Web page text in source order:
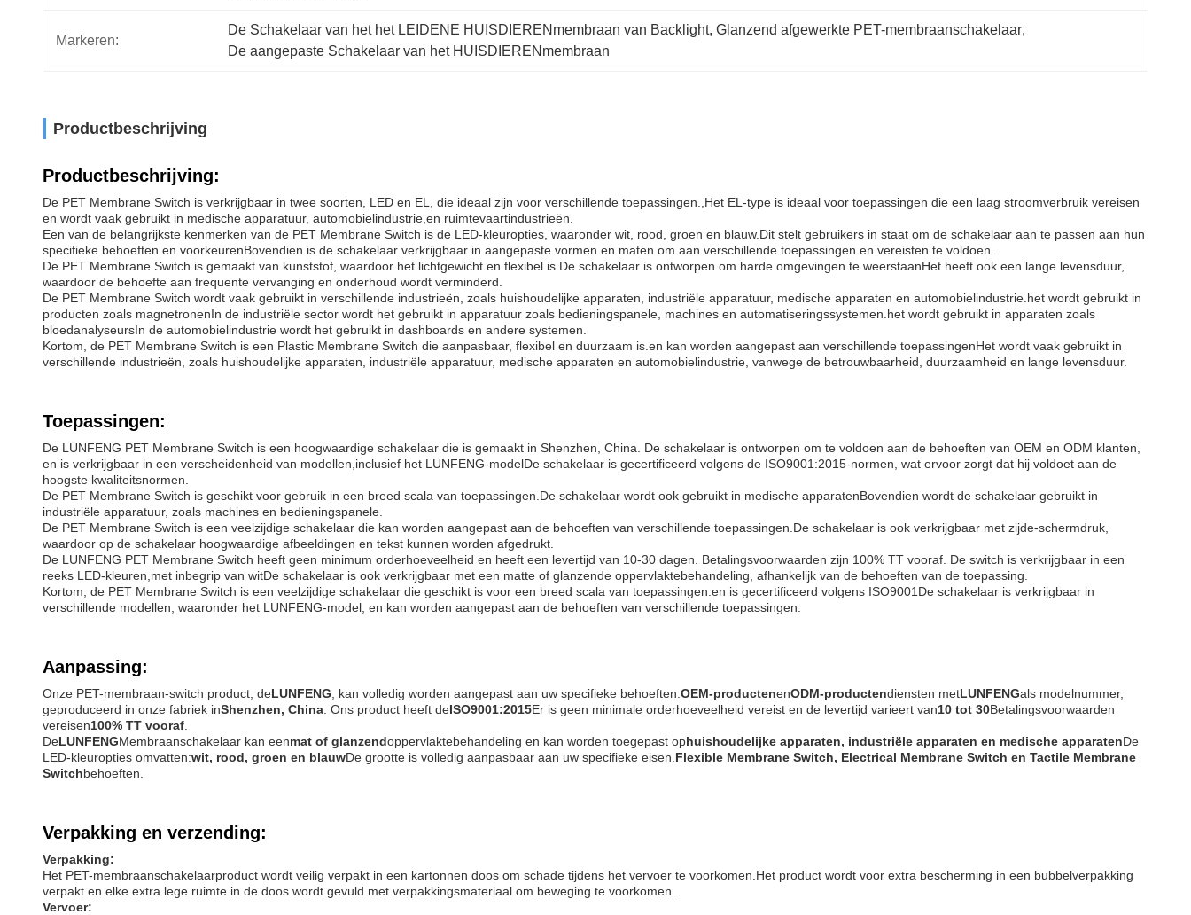
Markeren:
De Schakelaar van het het LEIDENE HUISDIERENmembraan van Backlight, Glanzend afgewerkte PET-membraanschakelaar,
De aangepaste Schakelaar van het HUISDIERENmembraan
Productbeschrijving
Productbeschrijving:
De PET Membrane Switch is verkrijgbaar in twee soorten, LED en EL, die ideaal zijn voor verschillende toepassingen.,Het EL-type is ideaal voor toepassingen die een laag stroomverbruik vereisen
en wordt vaak gebruikt in medische apparatuur, automobielindustrie,en ruimtevaartindustrieën.
Een van de belangrijkste kenmerken van de PET Membrane Switch is de LED-kleuropties, waaronder wit, rood, groen en blauw.Dit stelt gebruikers in staat om de schakelaar aan te passen aan hun
specifieke behoeften en voorkeurenBovendien is de schakelaar verkrijgbaar in aangepaste vormen en maten om aan verschillende toepassingen en vereisten te voldoen.
De PET Membrane Switch is gemaakt van kunststof, waardoor het lichtgewicht en flexibel is.De schakelaar is ontworpen om harde omgevingen te weerstaanHet heeft ook een lange levensduur,
waardoor de behoefte aan frequente vervanging en onderhoud wordt verminderd.
De PET Membrane Switch wordt vaak gebruikt in verschillende industrieën, zoals huishoudelijke apparaten, industriële apparatuur, medische apparaten en automobielindustrie.het wordt gebruikt in
producten zoals magnetronenIn de industriële sector wordt het gebruikt in apparatuur zoals bedieningspanele, machines en automatiseringssystemen.het wordt gebruikt in apparaten zoals
bloedanalyseursIn de automobielindustrie wordt het gebruikt in dashboards en andere systemen.
Kortom, de PET Membrane Switch is een Plastic Membrane Switch die aanpasbaar, flexibel en duurzaam is.en kan worden aangepast aan verschillende toepassingenHet wordt vaak gebruikt in
verschillende industrieën, zoals huishoudelijke apparaten, industriële apparatuur, medische apparaten en automobielindustrie, vanwege de betrouwbaarheid, duurzaamheid en lange levensduur.
Toepassingen:
De LUNFENG PET Membrane Switch is een hoogwaardige schakelaar die is gemaakt in Shenzhen, China. De schakelaar is ontworpen om te voldoen aan de behoeften van OEM en ODM klanten,
en is verkrijgbaar in een verscheidenheid van modellen,inclusief het LUNFENG-modelDe schakelaar is gecertificeerd volgens de ISO9001:2015-normen, wat ervoor zorgt dat hij voldoet aan de
hoogste kwaliteitsnormen.
De PET Membrane Switch is geschikt voor gebruik in een breed scala van toepassingen.De schakelaar wordt ook gebruikt in medische apparatenBovendien wordt de schakelaar gebruikt in
industriële apparatuur, zoals machines en bedieningspanele.
De PET Membrane Switch is een veelzijdige schakelaar die kan worden aangepast aan de behoeften van verschillende toepassingen.De schakelaar is ook verkrijgbaar met zijde-schermdruk,
waardoor op de schakelaar hoogwaardige afbeeldingen en tekst kunnen worden afgedrukt.
De LUNFENG PET Membrane Switch heeft geen minimum orderhoeveelheid en heeft een levertijd van 10-30 dagen. Betalingsvoorwaarden zijn 100% TT vooraf. De switch is verkrijgbaar in een
reeks LED-kleuren,met inbegrip van witDe schakelaar is ook verkrijgbaar met een matte of glanzende oppervlaktebehandeling, afhankelijk van de behoeften van de toepassing.
Kortom, de PET Membrane Switch is een veelzijdige schakelaar die geschikt is voor een breed scala van toepassingen.en is gecertificeerd volgens ISO9001De schakelaar is verkrijgbaar in
verschillende modellen, waaronder het LUNFENG-model, en kan worden aangepast aan de behoeften van verschillende toepassingen.
Aanpassing:
Onze PET-membraan-switch product, deLUNFENG , kan volledig worden aangepast aan uw specifieke behoeften. OEM-productenenODM-productendiensten metLUNFENGals modelnummer,
geproduceerd in onze fabriek inShenzhen, China . Ons product heeft deISO9001:2015Er is geen minimale orderhoeveelheid vereist en de levertijd varieert van10 tot 30Betalingsvoorwaarden
vereisen100% TT vooraf
DeLUNFENGMembraanschakelaar kan eenmat of glanzendoppervlaktebehandeling en kan worden toegepast ophuishoudelijke apparaten, industriële apparaten en medische apparatenDe
LED-kleuropties omvatten:wit, rood, groen en blauwDe grootte is volledig aanpasbaar aan uw specifieke eisen. Flexible Membrane Switch, Electrical Membrane Switch en Tactile Membrane
Switchbehoeften.
Verpakking en verzending:
Verpakking:
Het PET-membraanschakelaarproduct wordt veilig verpakt in een kartonnen doos om schade tijdens het vervoer te voorkomen.Het product wordt voor extra bescherming in een bubbelverpakking
verpakt en elke extra lege ruimte in de doos wordt gevuld met verpakkingsmateriaal om beweging te voorkomen..
Vervoer: